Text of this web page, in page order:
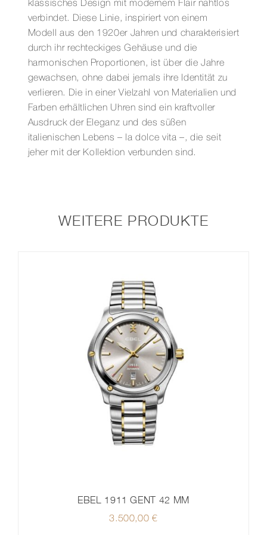
klassisches Design mit modernem Flair nahtlos
verbindet. Diese Linie, inspiriert von einem
Modell aus den 1920er Jahren und charakterisiert
durch ihr rechteckiges Gehäuse und die
harmonischen Proportionen, ist über die Jahre
gewachsen, ohne dabei jemals ihre Identität zu
verlieren. Die in einer Vielzahl von Materialien und
Farben erhältlichen Uhren sind ein kraftvoller
Ausdruck der Eleganz und des süßen
italienischen Lebens – la dolce vita –, die seit
jeher mit der Kollektion verbunden sind.
WEITERE PRODUKTE
EBEL 1911 GENT 42 MM
3.500,00€